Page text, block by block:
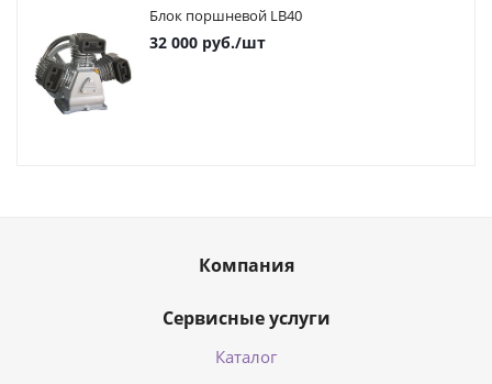
Блок поршневой LB40
32 000 руб./шт
Компания
Сервисные услуги
Каталог